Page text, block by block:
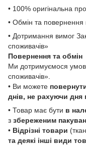
• 100% оригінальна
• Обмін та повернення
• Дотримання вимог
споживачів»
Повернення та обмін
Ми дотримуємося умов
споживачів».
• Ви можете
днів, не рахуючи дня
• Товар має бути в
з збереженим
• Відрізні товари
та деякі інші види